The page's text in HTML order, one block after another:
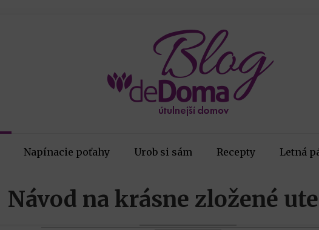
Napínacie poťahy Urob si sám Recepty Letná
Návod na krásne zložené